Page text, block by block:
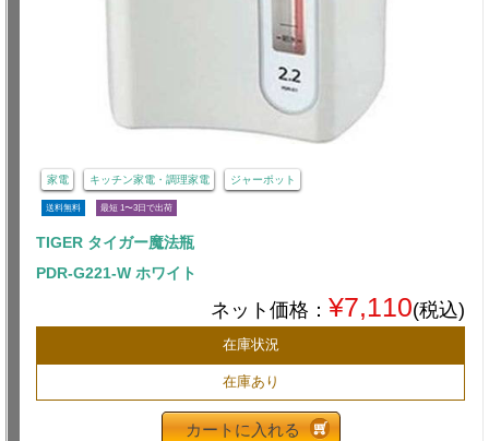
家電 キッチン家電・調理家電 ジャーポット
送料無料 最短 1〜3日で出荷
TIGER タイガー魔法瓶
PDR-G221-W ホワイト
ネット価格： ¥7,110(税込)
在庫状況
在庫あり
カートに入れる